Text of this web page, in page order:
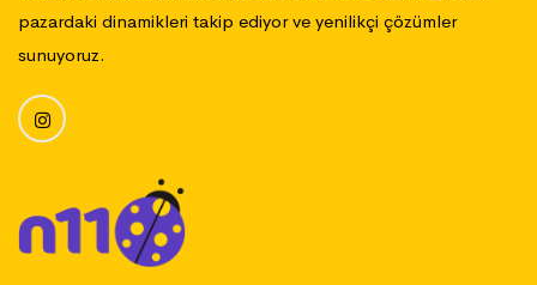
pazardaki dinamikleri takip ediyor ve yenilikçi çözümler
sunuyoruz.